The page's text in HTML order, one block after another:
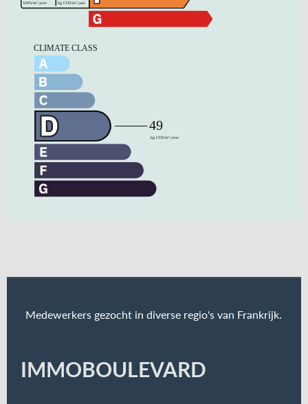
Medewerkers gezocht in diverse regio's van Frankrijk.
IMMOBOULEVARD